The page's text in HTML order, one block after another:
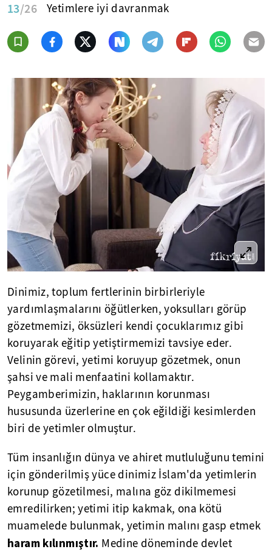
13/26 Yetimlere iyi davranmak
Dinimiz, toplum fertlerinin birbirleriyle
yardımlaşmalarını öğütlerken, yoksulları görüp
gözetmemizi, öksüzleri kendi çocuklarımız gibi
koruyarak eğitip yetiştirmemizi tavsiye eder.
Velinin görevi, yetimi koruyup gözetmek, onun
şahsi ve mali menfaatini kollamaktır.
Peygamberimizin, haklarının korunması
hususunda üzerlerine en çok eğildiği kesimlerden
biri de yetimler olmuştur.
Tüm insanlığın dünya ve ahiret mutluluğunu temini
için gönderilmiş yüce dinimiz İslam'da yetimlerin
korunup gözetilmesi, malına göz dikilmemesi
emredilirken; yetimi itip kakmak, ona kötü
muamelede bulunmak, yetimin malını gasp etmek
haram kılınmıştır. Medine döneminde devlet